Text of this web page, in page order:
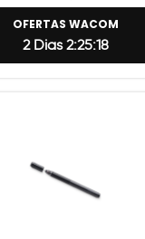
OFERTAS WACOM
2 Dias 2:25:18